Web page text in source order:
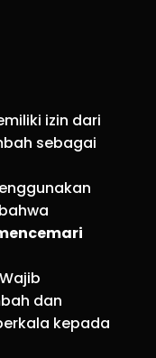
izin dari
sebagai
dan
kepada